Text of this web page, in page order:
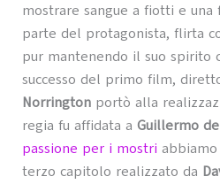
mostrare sangue a fiotti e una
parte del protagonista, flirta
pur mantenendo il suo spirito
successo del primo film,
Norringtonportò alla
regia fu affidata a Guillermo
passione per i mostri
terzo capitolo realizzato da